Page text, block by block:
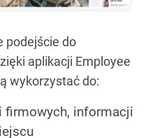
podejście do
aplikacji Employee
wykorzystać do:
firmowych, informacji